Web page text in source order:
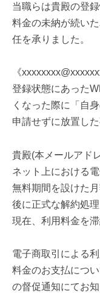
当職らは貴殿の登
料金の未納が続い
任を承りました。
《
登録状態にあった
くなった際に「自
申請せずに放置し
貴殿(本メールアド
ネット上における
無料期間を設けた
後に正式な解約処
現在、利用料金を
電子商取引による
料金のお支払につ
の督促通知にてお